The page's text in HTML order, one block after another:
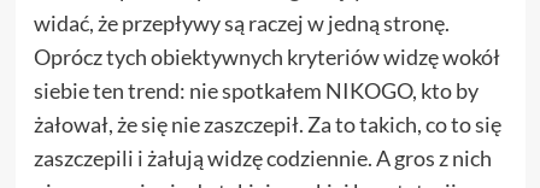
widać, że przepływy są raczej w jedną stronę.
Oprócz tych obiektywnych kryteriów widzę wokół
siebie ten trend: nie spotkałem NIKOGO, kto by
żałował, że się nie zaszczepił. Za to takich, co to się
zaszczepili i żałują widzę codziennie. A gros z nich